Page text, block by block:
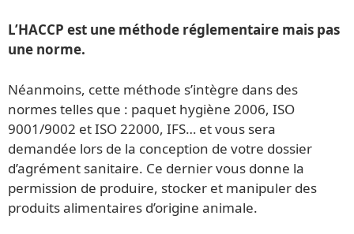
L’HACCP est une méthode réglementaire mais pas
une norme.
Néanmoins, cette méthode s’intègre dans des
normes telles que : paquet hygiène 2006, ISO
9001/9002 et ISO 22000, IFS… et vous sera
demandée lors de la conception de votre dossier
d’agrément sanitaire. Ce dernier vous donne la
permission de produire, stocker et manipuler des
produits alimentaires d’origine animale.